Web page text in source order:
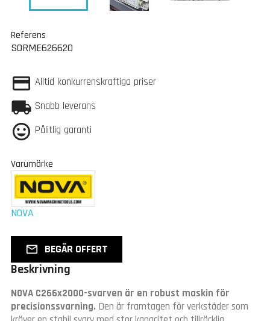
Referens
SORME626620
Alltid konkurrenskraftiga priser
Snabb leverans
Pålitlig garanti
Varumärke
NOVA
mail_outline BEGÄR OFFERT
Beskrivning
NOVA C266x2000-svarven är en robust maskin för
precisionssvarning. Den är framtagen för verkstäder som